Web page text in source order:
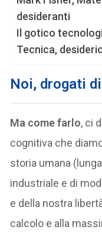
desideranti
Il gotico
Tecnica,
Noi, drogati
Ma come farlo, ci
cognitiva che
storia umana
industriale e di
e della nostra
calcolo e alla